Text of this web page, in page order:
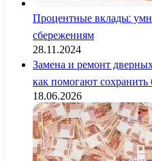
Процентные вклады:
сбережениям
28.11.2024
Замена и ремонт
как помогают
18.06.2026